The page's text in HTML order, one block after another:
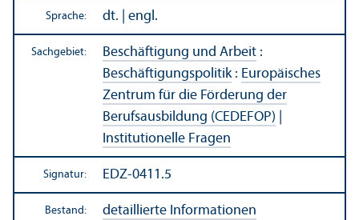
Sprache: dt. | engl.
Sachgebiet: Beschäftigung und Arbeit :
Beschäftigungs­politik: Europäisches
Zentrum für die Förderung der
Berufsausbildung (CEDEFOP)
Institutionelle Fragen
Signatur: EDZ-0411.5
Bestand: detaillierte Informationen